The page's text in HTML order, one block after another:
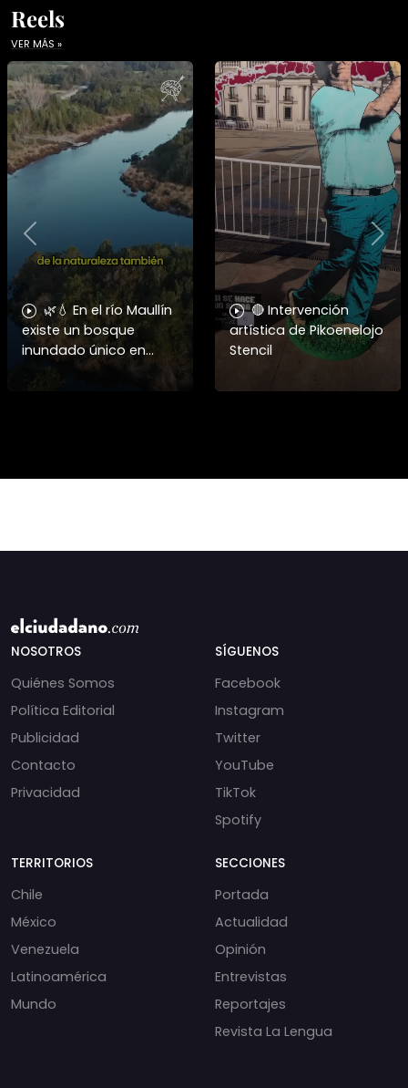
Reels
VER MÁS »
🌿💧 En el río Maullín
existe un bosque
inundado único en
Chile, hogar del huillín y
de cientos de especies.
🔴 Intervención
artística de Pikoenelojo
Stencil
Previous
NOSOTROS
Quiénes Somos
Política Editorial
Publicidad
Contacto
Privacidad
SÍGUENOS
Facebook
Instagram
Twitter
YouTube
TikTok
Spotify
TERRITORIOS
Chile
México
Venezuela
Latinoamérica
Mundo
SECCIONES
Portada
Actualidad
Opinión
Entrevistas
Reportajes
Revista La Lengua